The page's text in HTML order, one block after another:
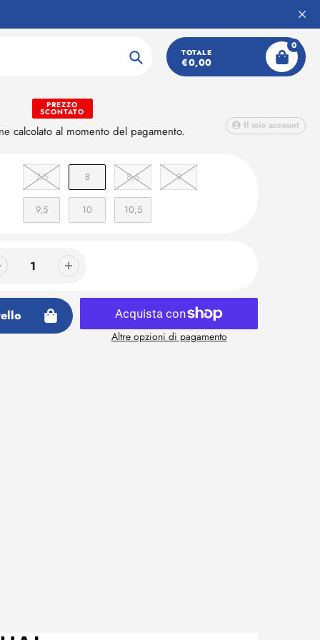
Ricerca
TOTALE
€0,00
0
Il mio account
PREZZO
SCONTATO
calcolato al momento del pagamento.
7.5 8 8,5 9
9,5 10 10,5
Altre opzioni di pagamento